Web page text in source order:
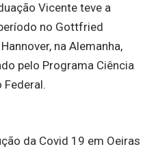
Vicente teve a
no Gottfried
na Alemanha,
pelo Programa Ciência
Federal.